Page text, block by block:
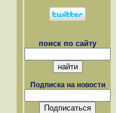
поиск по сайту
Подписка на новости